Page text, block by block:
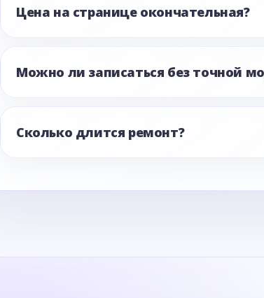
Цена на странице окончательная?
Можно ли записаться без точной
Сколько длится ремонт?